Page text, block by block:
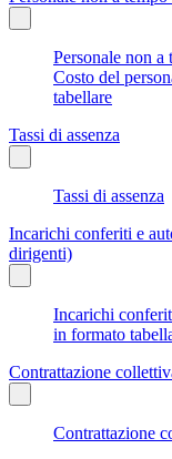
Personale non
Costo del
tabellare
Tassi di assenza
Tassi di assenza
Incarichi conferiti e
dirigenti)
Incarichi
in formato
Contrattazione
Contrattazione